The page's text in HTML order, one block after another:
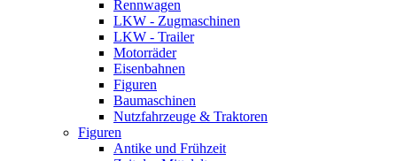
Rennwagen
LKW - Zugmaschinen
LKW - Trailer
Motorräder
Eisenbahnen
Figuren
Baumaschinen
Nutzfahrzeuge & Traktoren
Figuren
Antike und Frühzeit